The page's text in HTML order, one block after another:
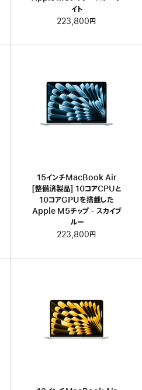
イト
223,800円
15インチMacBook Air
[整備済製品] 10コアCPUと
10コアGPUを搭載した
Apple M5チップ - スカイブ
ルー
223,800円